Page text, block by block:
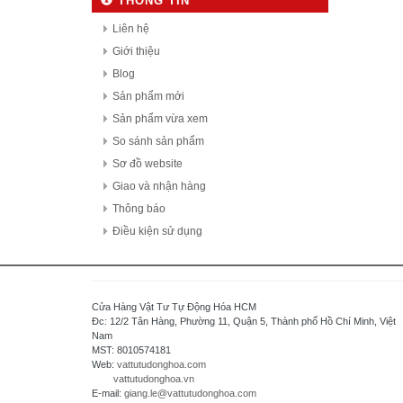
Denki Seikosha - Japan
Daiichi Electronics co.,Ltd - Japan
Fuji Electric - Japan
FESTO
FDK Coperation
Hitachi - Japan
HCFA - China
HIOKI - Japan
HAGER
HONEYWELL
Hanyoung - Korea
Idec Izumi Corp - Japan
IHI - JAPAN
IOR
Liên hệ
Giới thiệu
Blog
Sản phẩm mới
Sản phẩm vừa xem
So sánh sản phẩm
Sơ đồ website
Giao và nhận hàng
Thông báo
Điều kiện sử dụng
Cửa Hàng Vật Tư Tự Động Hóa HCM
Đc: 12/2 Tân Hàng, Phường 11, Quận 5, Thành phố Hồ Chí Minh, Việt
Nam
MST: 8010574181
Web: vattutudonghoa.com
vattutudonghoa.vn
E-mail: giang.le@vattutudonghoa.com